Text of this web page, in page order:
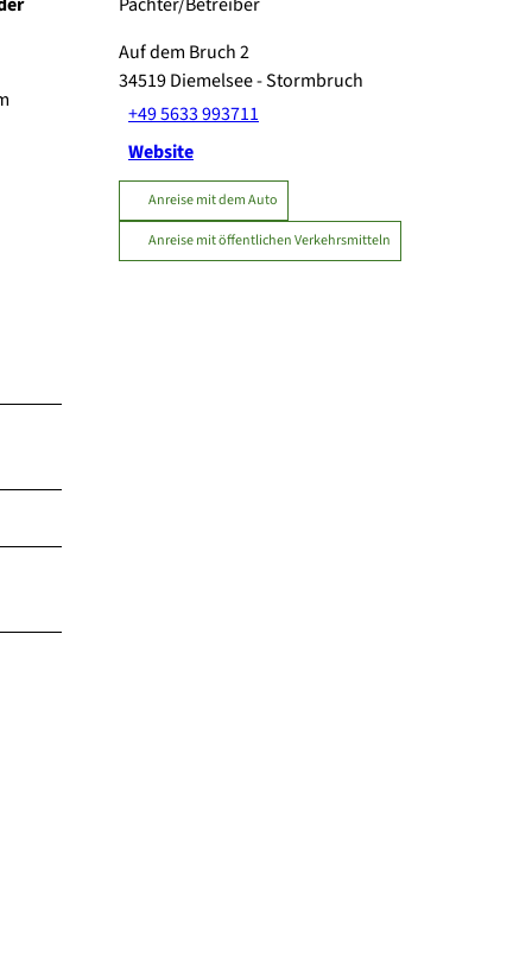
Auf dem Bruch 2
34519Diemelsee- Stormbruch
+49 5633 993711
Website
Anreise mit dem Auto
Anreise mit öffentlichen Verkehrsmitteln